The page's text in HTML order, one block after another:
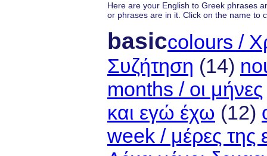
Here are your English to Greek phrases
or phrases are in it. Click on the name to
basiccolours /
Συζήτηση (14)
months / οι μήνες
και εγώ έχω (12)
week / μέρες της